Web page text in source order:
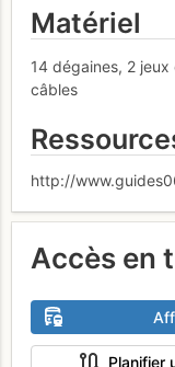
Matériel
14 dégaines, 2
câbles
http://
Accès en
Planifier